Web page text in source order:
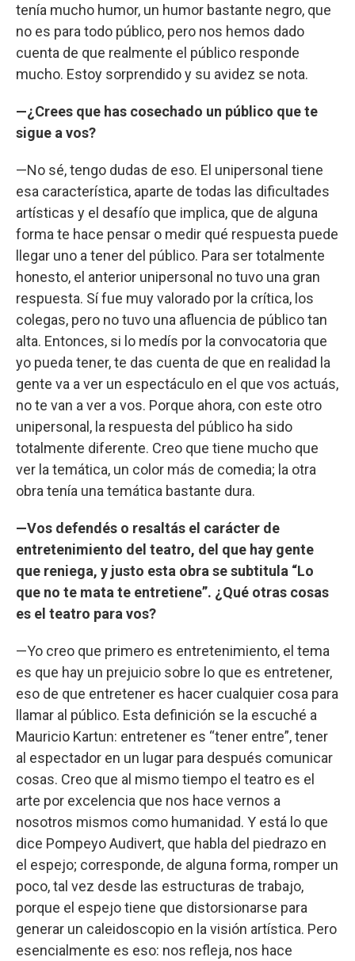
tenía mucho humor, un humor bastante negro, que
no es para todo público, pero nos hemos dado
cuenta de que realmente el público responde
mucho. Estoy sorprendido y su avidez se nota.
—¿Crees que has cosechado un público que te
sigue a vos?
—No sé, tengo dudas de eso. El unipersonal tiene
esa característica, aparte de todas las dificultades
artísticas y el desafío que implica, que de alguna
forma te hace pensar o medir qué respuesta puede
llegar uno a tener del público. Para ser totalmente
honesto, el anterior unipersonal no tuvo una gran
respuesta. Sí fue muy valorado por la crítica, los
colegas, pero no tuvo una afluencia de público tan
alta. Entonces, si lo medís por la convocatoria que
yo pueda tener, te das cuenta de que en realidad la
gente va a ver un espectáculo en el que vos actuás,
no te van a ver a vos. Porque ahora, con este otro
unipersonal, la respuesta del público ha sido
totalmente diferente. Creo que tiene mucho que
ver la temática, un color más de comedia; la otra
obra tenía una temática bastante dura.
—Vos defendés o resaltás el carácter de
entretenimiento del teatro, del que hay gente
que reniega, y justo esta obra se subtitula “Lo
que no te mata te entretiene”. ¿Qué otras cosas
es el teatro para vos?
—Yo creo que primero es entretenimiento, el tema
es que hay un prejuicio sobre lo que es entretener,
eso de que entretener es hacer cualquier cosa para
llamar al público. Esta definición se la escuché a
Mauricio Kartun: entretener es “tener entre”, tener
al espectador en un lugar para después comunicar
cosas. Creo que al mismo tiempo el teatro es el
arte por excelencia que nos hace vernos a
nosotros mismos como humanidad. Y está lo que
dice Pompeyo Audivert, que habla del piedrazo en
el espejo; corresponde, de alguna forma, romper un
poco, tal vez desde las estructuras de trabajo,
porque el espejo tiene que distorsionarse para
generar un caleidoscopio en la visión artística. Pero
esencialmente es eso: nos refleja, nos hace